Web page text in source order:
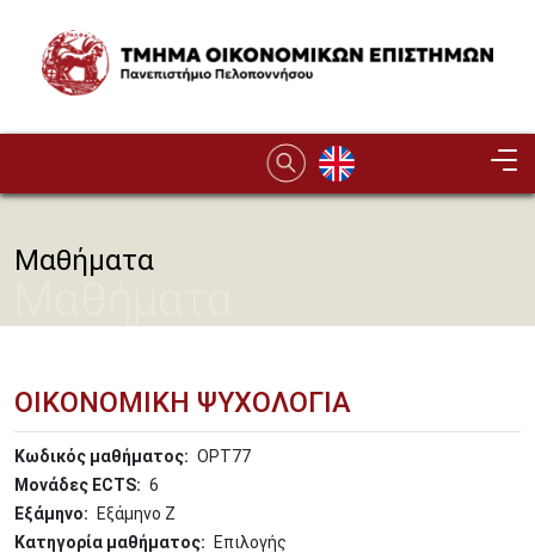
Image
Μαθήματα
ΟΙΚΟΝΟΜΙΚΗ ΨΥΧΟΛΟΓΙΑ
Κωδικός μαθήματος
OPT77
Μονάδες ECTS
6
Εξάμηνο
Εξάμηνο Ζ
Κατηγορία μαθήματος
Επιλογής